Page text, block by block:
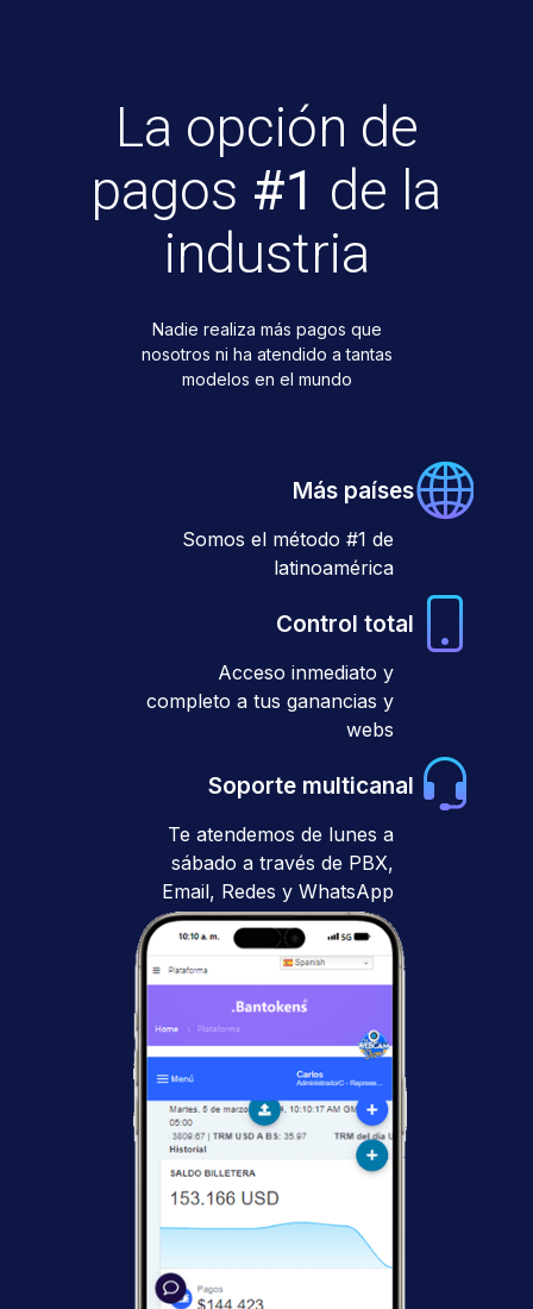
La opción de
pagos #1 de la
industria
Nadie realiza más pagos que
nosotros ni ha atendido a tantas
modelos en el mundo
Más países
Somos el método #1 de
latinoamérica
Control total
Acceso inmediato y
completo a tus ganancias y
webs
Soporte multicanal
Te atendemos de lunes a
sábado a través de PBX,
Email, Redes y WhatsApp